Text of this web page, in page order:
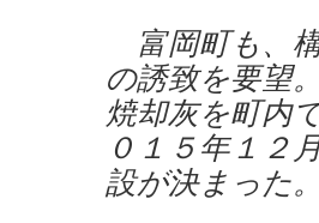
富岡町も、
の誘致を要望
焼却灰を町内
０１５年１２
設が決まった。